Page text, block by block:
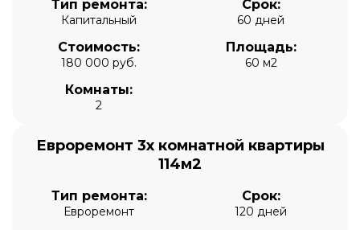
Тип ремонта:
Капитальный
Срок:
60 дней
Стоимость:
180 000 руб.
Площадь:
60 м2
Комнаты:
2
Евроремонт 3х комнатной квартиры
114м2
Тип ремонта:
Евроремонт
Срок:
120 дней